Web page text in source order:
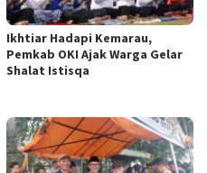
Ikhtiar Hadapi Kemarau,
Pemkab OKI Ajak Warga Gelar
Shalat Istisqa